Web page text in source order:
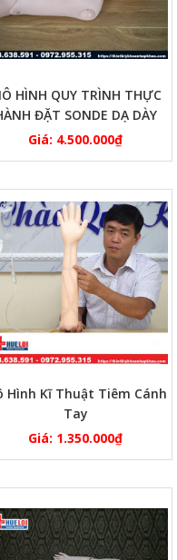
HÌNH QUY TRÌNH THỰC
ĐẶT SONDE DẠ DÀY
Giá: 4.500.000₫
Hình Kĩ Thuật Tiêm Cánh
Tay
Giá: 1.350.000₫